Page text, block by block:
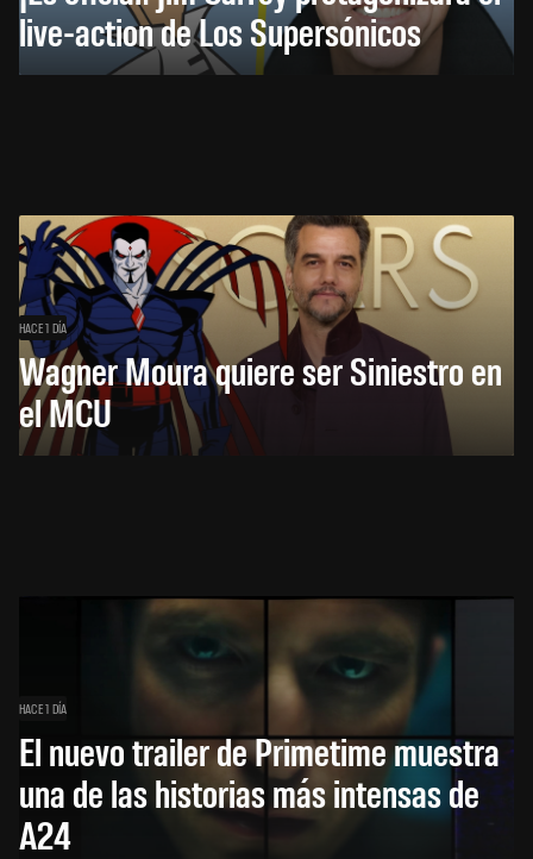
live-action de Los Supersónicos
HACE 1 DÍA
Wagner Moura quiere ser Siniestro en
el MCU
HACE 1 DÍA
El nuevo trailer de Primetime muestra
una de las historias más intensas de
A24